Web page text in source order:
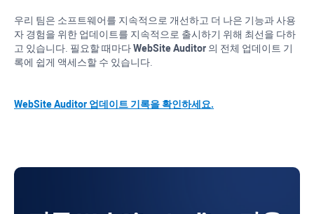
우리 팀은 소프트웨어를 지속적으로 개선하고 더 나은 기능과 사용
자 경험을 위한 업데이트를 지속적으로 출시하기 위해 최선을 다하
고 있습니다. 필요할 때마다WebSite Auditor 의 전체 업데이트 기
록에 쉽게 액세스할 수 있습니다.
WebSite Auditor 업데이트 기록을 확인하세요.